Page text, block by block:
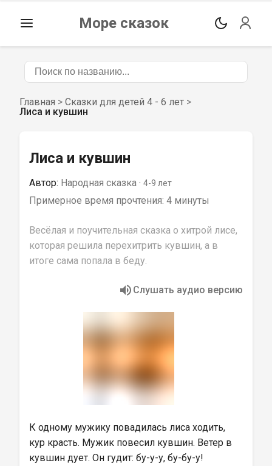
Море сказок
Главная > Сказки для детей 4 - 6 лет >
Лиса и кувшин
Лиса и кувшин
Автор: Народная сказка · 4-9 лет
Примерное время прочтения: 4 минуты
Весёлая и поучительная сказка о хитрой лисе,
которая решила перехитрить кувшин, а в
итоге сама попала в беду.
Слушать аудио версию
К одному мужику повадилась лиса ходить,
кур красть. Мужик повесил кувшин. Ветер в
кувшин дует. Он гудит: бу-у-у, бу-бу-у!